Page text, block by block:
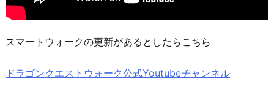
スマートウォークの更新があるとしたらこちら
ドラゴンクエストウォーク公式Youtubeチャンネル